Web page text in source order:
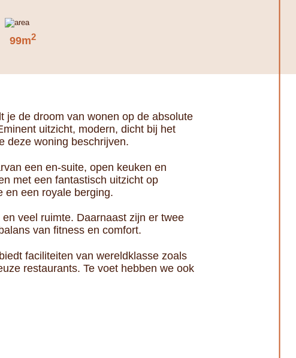
99m2
je de droom van wonen op de absolute
uitzicht, modern, dicht bij het
deze woning beschrijven.
een en-suite, open keuken en
met een fantastisch uitzicht op
en een royale berging.
veel ruimte. Daarnaast zijn er twee
van fitness en comfort.
faciliteiten van wereldklasse zoals
restaurants. Te voet hebben we ook